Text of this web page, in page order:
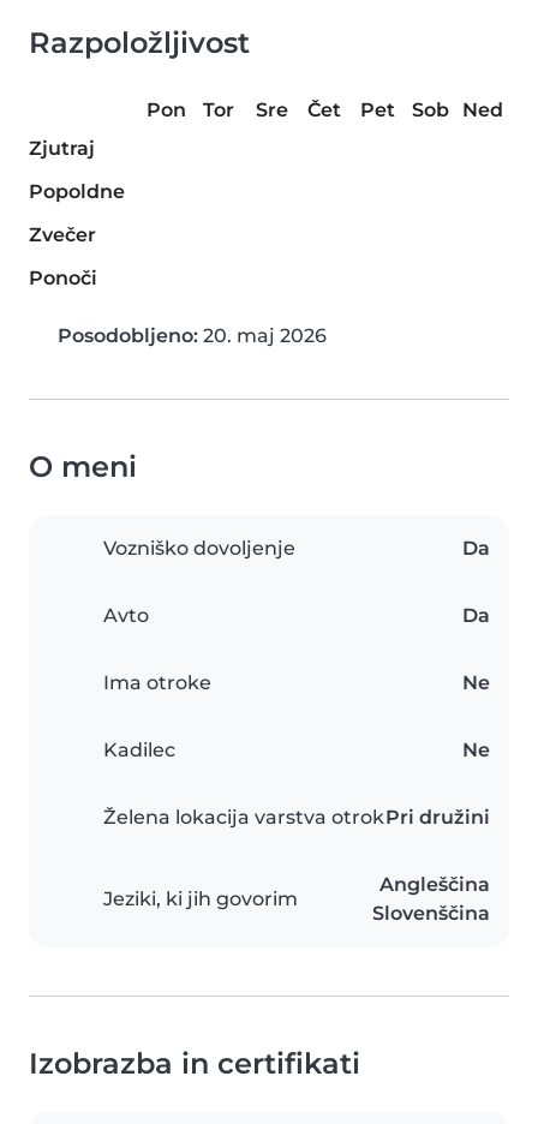
Razpoložljivost
Pon Tor Sre Čet Pet Sob
Ned
Zjutraj
Popoldne
Zvečer
Ponoči
Posodobljeno: 20. maj 2026
O meni
Vozniško dovoljenje Da
Avto Da
Ima otroke Ne
Kadilec Ne
Želena lokacija varstva otrokPri družini
Jeziki, ki jih govorim
Angleščina
Slovenščina
Izobrazba in certifikati